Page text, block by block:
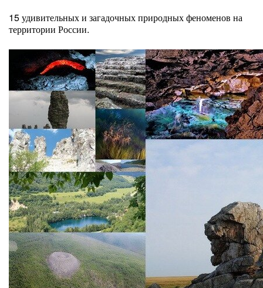
15 удивительных и загадочных природных феноменов на
территории России.